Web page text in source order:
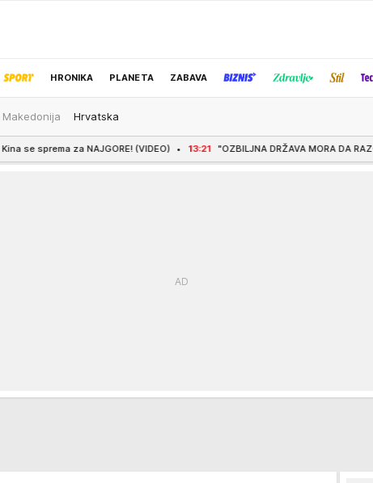
HRONIKA PLANETA ZABAVA
IZBOR UREDNIKAHrvatska
(VIDEO) 13:21 "OZBILJNA DRŽAVA MORA DA RAZGOVARA SA